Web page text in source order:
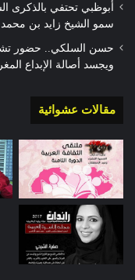
أبوظبي تحتفي بالذكرى
سمو الشيخ زايد بن
حسن السلكي.. حضور
ويجسد أصالة الإبداع
مقالات عشوائية